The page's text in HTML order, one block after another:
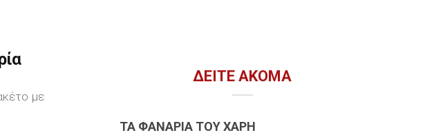
με
ΔΕΊΤΕ ΑΚΌΜΑ
ΤΑ ΦΑΝΆΡΙΑ ΤΟΥ ΧΆΡΗ